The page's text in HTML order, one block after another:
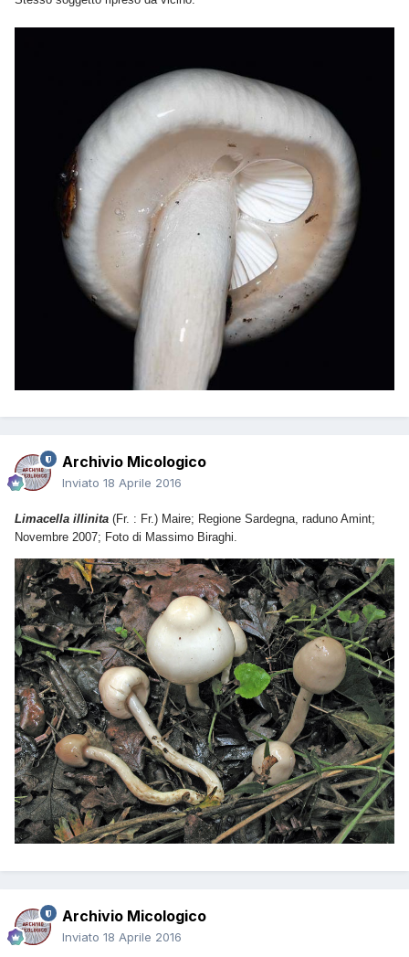
Archivio Micologico
Inviato 18 Aprile 2016
Limacella illinita (Fr. : Fr.) Maire; Regione Sardegna, raduno Amint;
Novembre 2007; Foto di Massimo Biraghi.
Archivio Micologico
Inviato 18 Aprile 2016